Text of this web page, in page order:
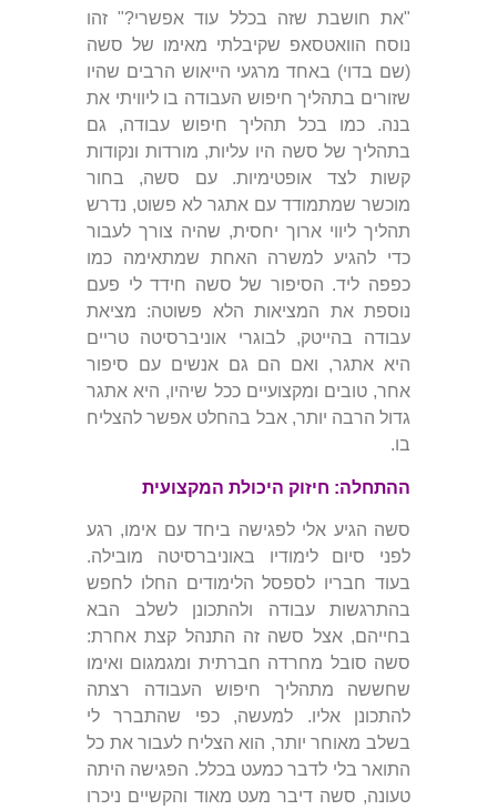
"את חושבת שזה בכלל עוד אפשרי?" זהו
נוסח הוואטסאפ שקיבלתי מאימו של סשה
(שם בדוי) באחד מרגעי הייאוש הרבים שהיו
שזורים בתהליך חיפוש העבודה בו ליוויתי את
בנה. כמו בכל תהליך חיפוש עבודה, גם
בתהליך של סשה היו עליות, מורדות ונקודות
קשות לצד אופטימיות. עם סשה, בחור
מוכשר שמתמודד עם אתגר לא פשוט, נדרש
תהליך ליווי ארוך יחסית, שהיה צורך לעבור
כדי להגיע למשרה האחת שמתאימה כמו
כפפה ליד. הסיפור של סשה חידד לי פעם
נוספת את המציאות הלא פשוטה: מציאת
עבודה בהייטק, לבוגרי אוניברסיטה טריים
היא אתגר, ואם הם גם אנשים עם סיפור
אחר, טובים ומקצועיים ככל שיהיו, היא אתגר
גדול הרבה יותר, אבל בהחלט אפשר להצליח
בו.
ההתחלה: חיזוק היכולת המקצועית
סשה הגיע אלי לפגישה ביחד עם אימו, רגע
לפני סיום לימודיו באוניברסיטה מובילה.
בעוד חבריו לספסל הלימודים החלו לחפש
בהתרגשות עבודה ולהתכונן לשלב הבא
בחייהם, אצל סשה זה התנהל קצת אחרת:
סשה סובל מחרדה חברתית ומגמגום ואימו
שחששה מתהליך חיפוש העבודה רצתה
להתכונן אליו. למעשה, כפי שהתברר לי
בשלב מאוחר יותר, הוא הצליח לעבור את כל
התואר בלי לדבר כמעט בכלל. הפגישה היתה
טעונה, סשה דיבר מעט מאוד והקשיים ניכרו